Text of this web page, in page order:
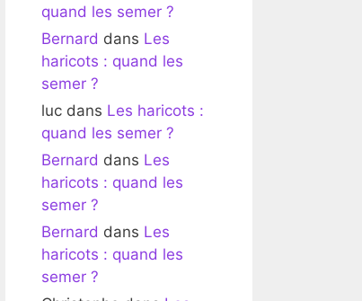
quand les semer ?
Bernard dans Les
haricots : quand les
semer ?
luc dans Les haricots :
quand les semer ?
Bernard dans Les
haricots : quand les
semer ?
Bernard dans Les
haricots : quand les
semer ?